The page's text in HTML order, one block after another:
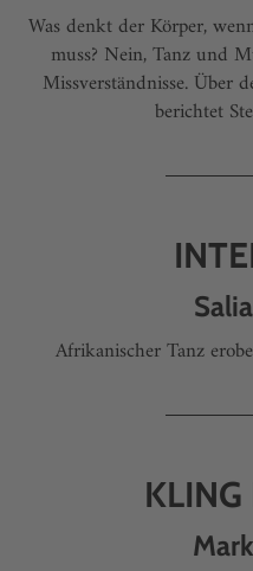
Was denkt der Körper,
muss? Nein, Tanz und
Missverständnisse. Über
berichtet
Afrikanischer Tanz
KLING